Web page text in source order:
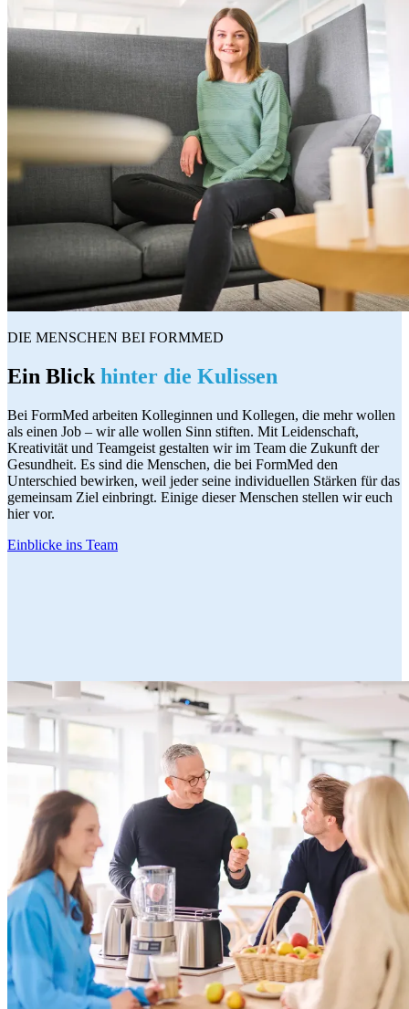
DIE MENSCHEN BEI FORMMED
Ein Blickhinter die Kulissen
Bei FormMed arbeiten Kolleginnen und Kollegen, die mehr wollen
als einen Job – wir alle wollen Sinn stiften. Mit Leidenschaft,
Kreativität und Teamgeist gestalten wir im Team die Zukunft der
Gesundheit. Es sind die Menschen, die bei FormMed den
Unterschied bewirken, weil jeder seine individuellen Stärken für das
gemeinsam Ziel einbringt. Einige dieser Menschen stellen wir euch
hier vor.
Einblicke ins Team